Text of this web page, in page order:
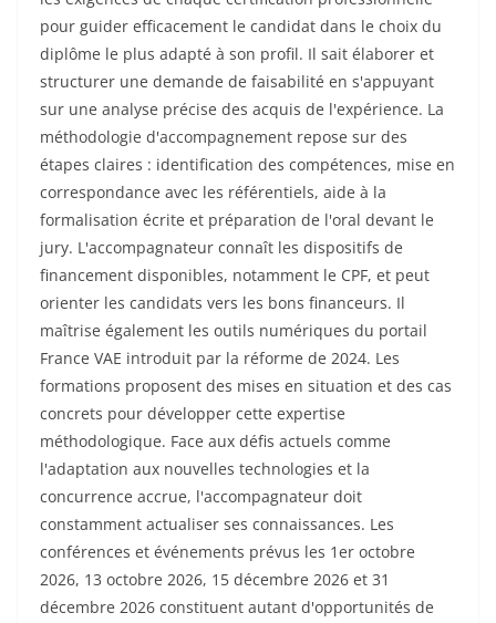
pour guider efficacement le candidat dans le choix du
diplôme le plus adapté à son profil. Il sait élaborer et
structurer une demande de faisabilité en s'appuyant
sur une analyse précise des acquis de l'expérience. La
méthodologie d'accompagnement repose sur des
étapes claires : identification des compétences, mise en
correspondance avec les référentiels, aide à la
formalisation écrite et préparation de l'oral devant le
jury. L'accompagnateur connaît les dispositifs de
financement disponibles, notamment le CPF, et peut
orienter les candidats vers les bons financeurs. Il
maîtrise également les outils numériques du portail
France VAE introduit par la réforme de 2024. Les
formations proposent des mises en situation et des cas
concrets pour développer cette expertise
méthodologique. Face aux défis actuels comme
l'adaptation aux nouvelles technologies et la
concurrence accrue, l'accompagnateur doit
constamment actualiser ses connaissances. Les
conférences et événements prévus les 1er octobre
2026, 13 octobre 2026, 15 décembre 2026 et 31
décembre 2026 constituent autant d'opportunités de